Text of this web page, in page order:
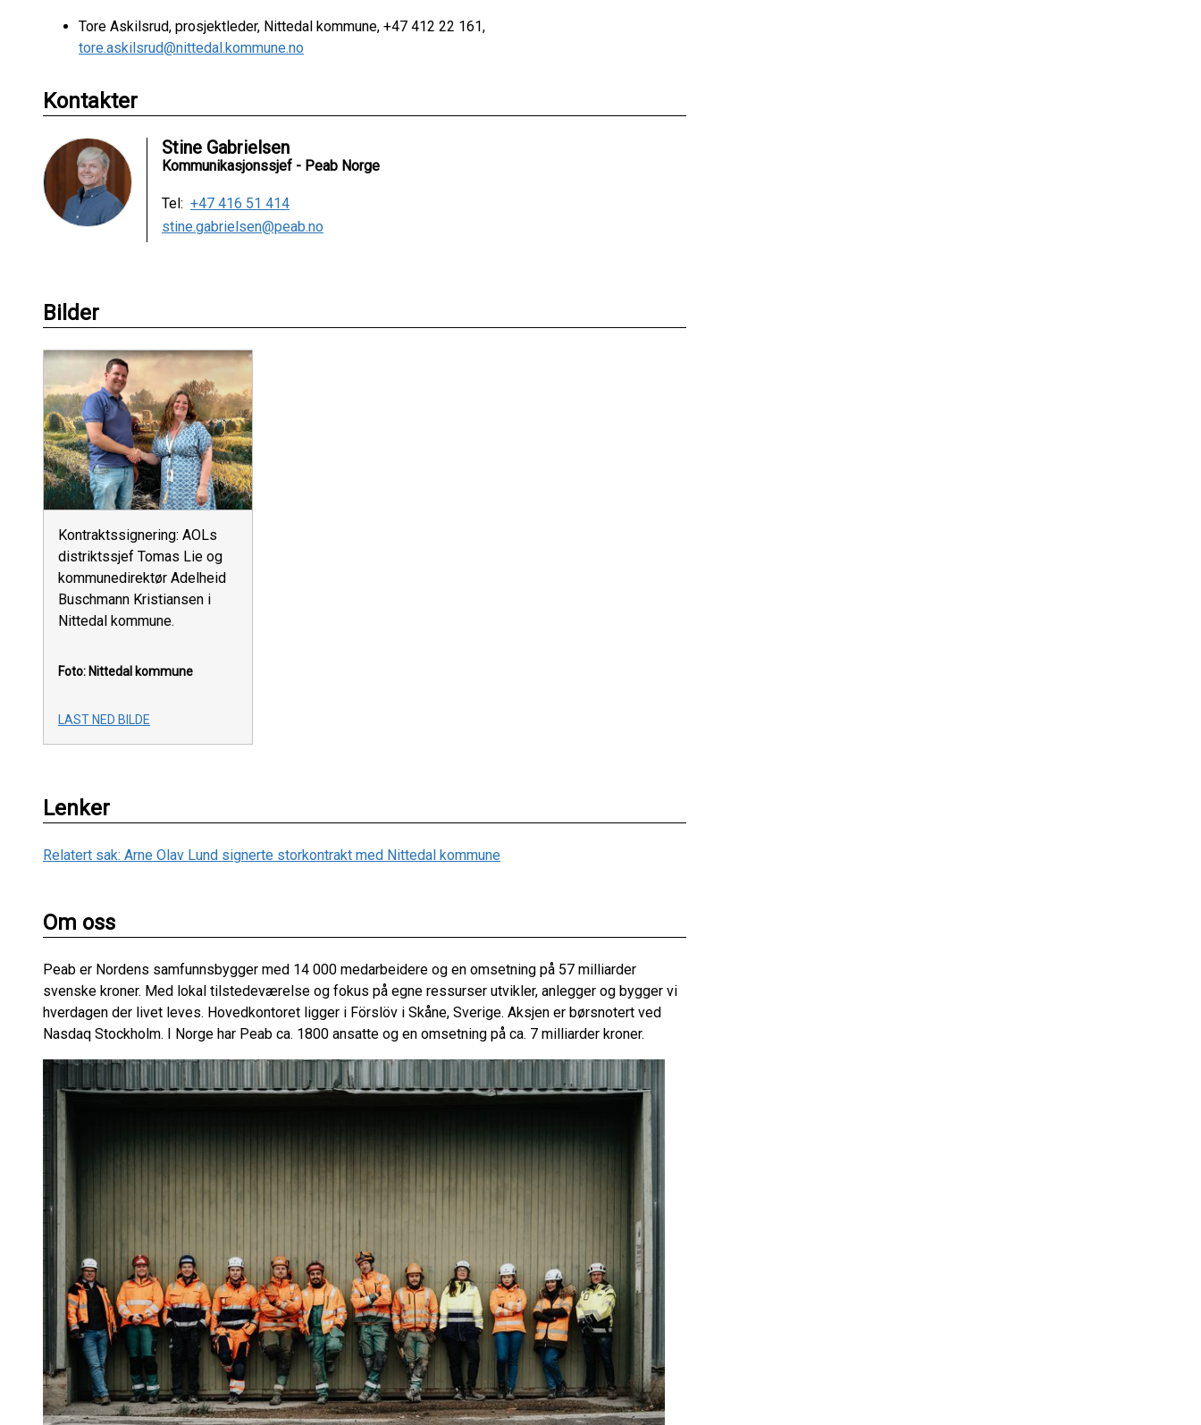
Tore Askilsrud, prosjektleder, Nittedal kommune, +47 412 22 161,
tore.askilsrud@nittedal.kommune.no
Kontakter
Stine Gabrielsen
Kommunikasjonssjef - Peab Norge
Tel: +47 416 51 414
stine.gabrielsen@peab.no
Bilder
Kontraktssignering: AOLs
distriktssjef Tomas Lie og
kommunedirektør Adelheid
Buschmann Kristiansen i
Nittedal kommune.
Foto: Nittedal kommune
LAST NED BILDE
Lenker
Relatert sak: Arne Olav Lund signerte storkontrakt med Nittedal kommune
Om oss
Peab er Nordens samfunnsbygger med 14 000 medarbeidere og en omsetning på 57 milliarder
svenske kroner. Med lokal tilstedeværelse og fokus på egne ressurser utvikler, anlegger og bygger vi
hverdagen der livet leves. Hovedkontoret ligger i Förslöv i Skåne, Sverige. Aksjen er børsnotert ved
Nasdaq Stockholm. I Norge har Peab ca. 1800 ansatte og en omsetning på ca. 7 milliarder kroner.